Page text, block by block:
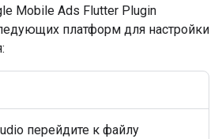
Mobile Ads Flutter Plugin
платформ для настройки
перейдите к файлу